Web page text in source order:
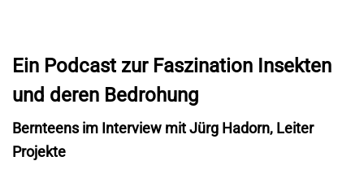
Ein Podcast zur Faszination Insekten
und deren Bedrohung
Bernteens im Interview mit Jürg Hadorn, Leiter
Projekte